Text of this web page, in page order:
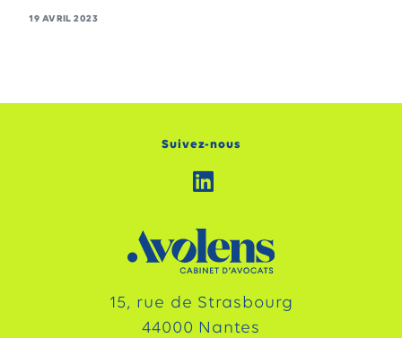
19 AVRIL 2023
15, rue de Strasbourg
44000 Nantes
Suivez-nous